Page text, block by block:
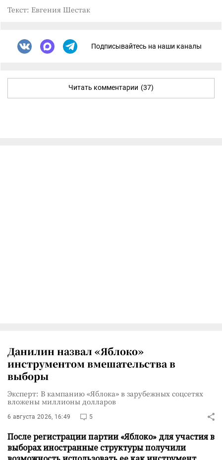
Текст: Евгения Шестак
Подписывайтесь на наши каналы
Читать комментарии (37)
Данилин назвал «Яблоко»
инструментом вмешательства в
выборы
Эксперт: В кампанию «Яблока» в зарубежных соцсетях
вложены миллионы долларов
6 августа 2026, 16:49 5
После регистрации партии «Яблоко» для участия в
выборах иностранные структуры получили